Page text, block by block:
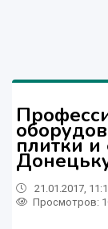
плитки и
21.01.2017,
Просмотров: